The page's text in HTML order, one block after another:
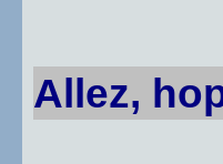
Allez,